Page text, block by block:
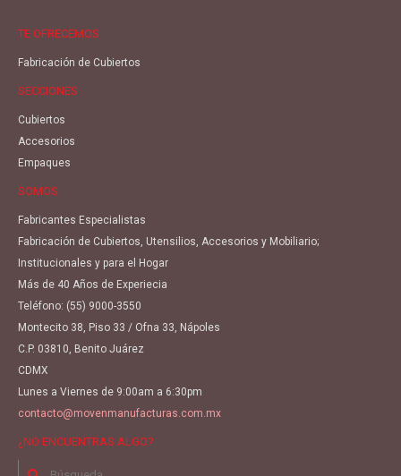
TE OFRECEMOS
Fabricación de Cubiertos
SECCIONES
Cubiertos
Accesorios
Empaques
SOMOS
Fabricantes Especialistas
Fabricación de Cubiertos, Utensilios, Accesorios y Mobiliario;
Institucionales y para el Hogar
Más de 40 Años de Experiecia
Teléfono: (55) 9000-3550
Montecito 38, Piso 33 / Ofna 33, Nápoles
C.P. 03810, Benito Juárez
CDMX
Lunes a Viernes de 9:00am a 6:30pm
contacto@movenmanufacturas.com.mx
¿NO ENCUENTRAS ALGO?
Buscar